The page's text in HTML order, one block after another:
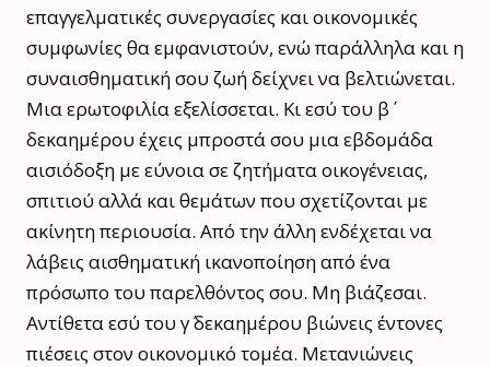
επαγγελματικές συνεργασίες και οικονομικές
συμφωνίες θα εμφανιστούν, ενώ παράλληλα και η
συναισθηματική σου ζωή δείχνει να βελτιώνεται.
Μια ερωτοφιλία εξελίσσεται. Κι εσύ του β΄
δεκαημέρου έχεις μπροστά σου μια εβδομάδα
αισιόδοξη με εύνοια σε ζητήματα οικογένειας,
σπιτιού αλλά και θεμάτων που σχετίζονται με
ακίνητη περιουσία. Από την άλλη ενδέχεται να
λάβεις αισθηματική ικανοποίηση από ένα
πρόσωπο του παρελθόντος σου. Μη βιάζεσαι.
Αντίθετα εσύ του γ΄ δεκαημέρου βιώνεις έντονες
πιέσεις στον οικονομικό τομέα. Μετανιώνεις